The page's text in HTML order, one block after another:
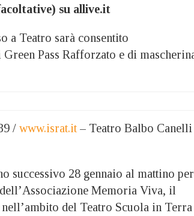
su allive.it
a Teatro sarà consentito
Pass Rafforzato e di
/ www.israt.it – Teatro Balbo Canelli
successivo 28 gennaio al mattino per
Memoria Viva, il
del Teatro Scuola in Terra